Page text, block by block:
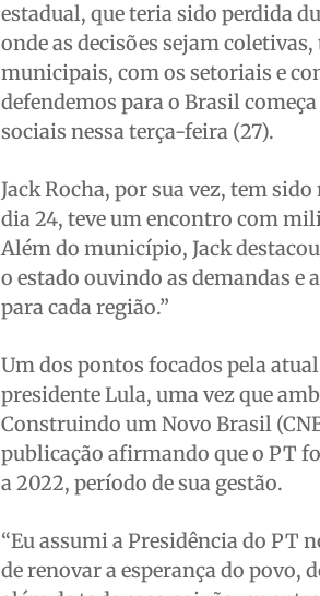
estadual, que teria sido perdida
onde as decisões sejam
municipais, com os setoriais e
defendemos para o Brasil
sociais nessa terça-feira (27).
Jack Rocha, por sua vez, tem
dia 24, teve um encontro com
Além do município, Jack
o estado ouvindo as demandas
para cada região.”
Um dos pontos focados pela
presidente Lula, uma vez que
Construindo um Novo Brasil
publicação afirmando que o PT
a 2022, período de sua gestão.
“Eu assumi a Presidência do PT
de renovar a esperança do povo,